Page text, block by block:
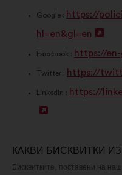
Google : https://
hl=en&gl=en
т
в
а
е
Facebook : https://
Twitter : https://
LinkedIn : https://
в
а
КАКВИ БИСКВИТКИ
Бисквитките, поставени на